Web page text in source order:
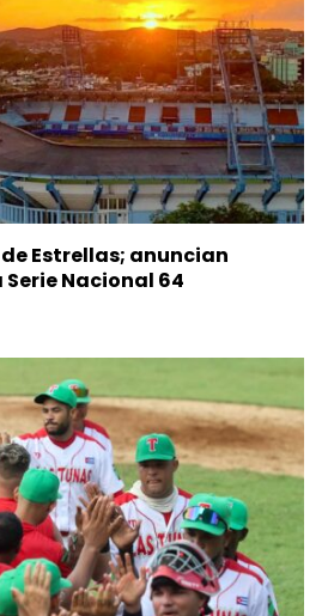
Estrellas; anuncian
Nacional 64